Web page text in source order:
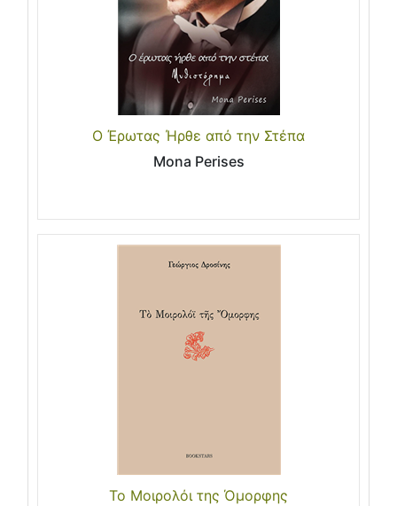
Ο Έρωτας Ήρθε από την Στέπα
Mona Perises
Το Μοιρολόι της Όμορφης